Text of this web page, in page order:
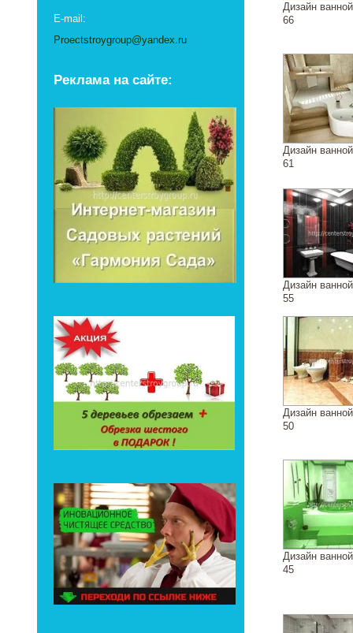
E-mail:
Proectstroygroup@yandex.ru
Реклама на сайте:
Дизайн
66
Дизайн
61
Дизайн
55
Дизайн
50
Дизайн
45